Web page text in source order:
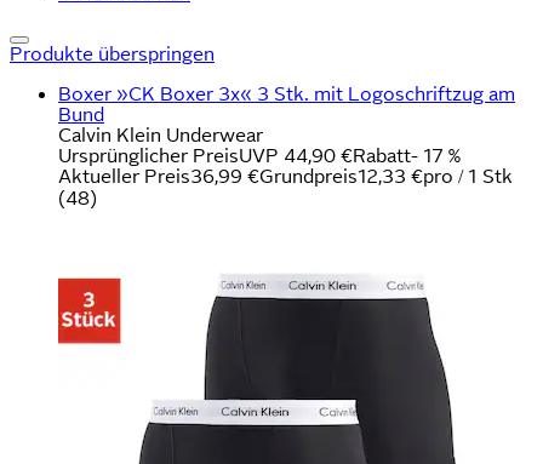
Produkte überspringen
Boxer »CK Boxer 3x« 3 Stk. mit Logoschriftzug am
Bund
Calvin Klein Underwear
Ursprünglicher PreisUVP 44,90 €Rabatt- 17 %
Aktueller Preis36,99 €Grundpreis12,33 €pro / 1 Stk
(48)